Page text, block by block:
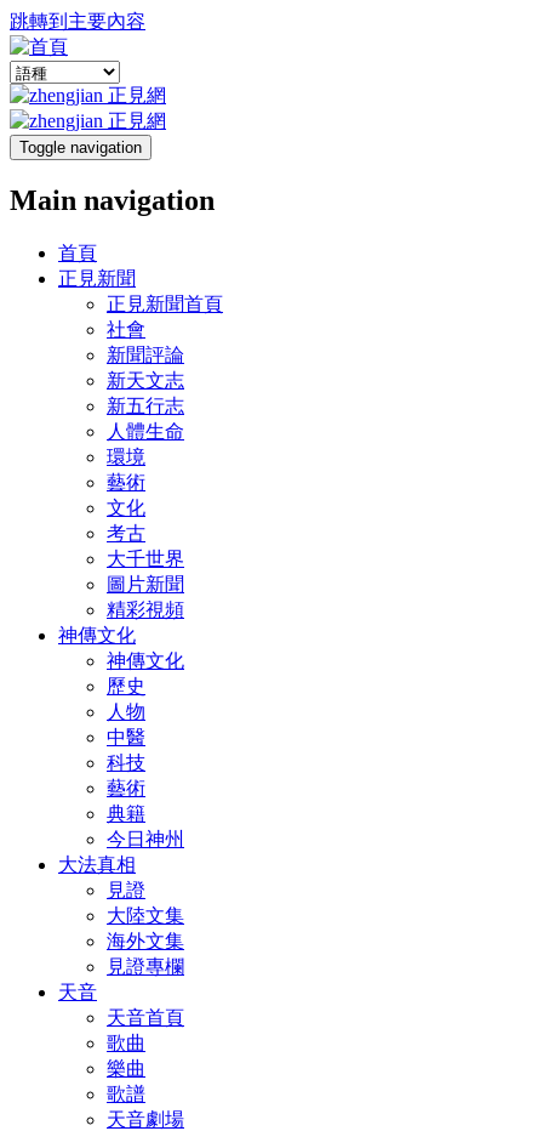
跳轉到主要內容
Toggle navigation
Main navigation
首頁
正見新聞
正見新聞首頁
社會
新聞評論
新天文志
新五行志
人體生命
環境
藝術
文化
考古
大千世界
圖片新聞
精彩視頻
神傳文化
神傳文化
歷史
人物
中醫
科技
藝術
典籍
今日神州
大法真相
見證
大陸文集
海外文集
見證專欄
天音
天音首頁
歌曲
樂曲
歌譜
天音劇場